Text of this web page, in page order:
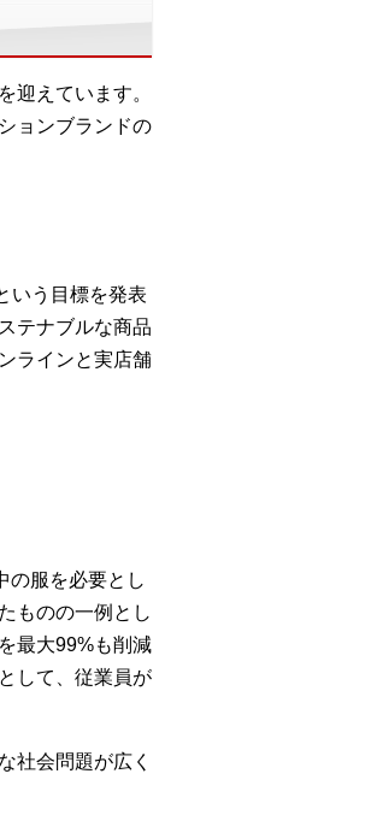
迎えています。
ョンブランドの
いう目標を発表
テナブルな商品
ラインと実店舗
の服を必要とし
ものの一例とし
最大99%も削減
して、従業員が
社会問題が広く